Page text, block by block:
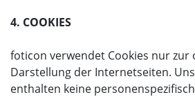
4. COOKIES
foticon verwendet Cookies nur zur
Darstellung der Internetseiten.
enthalten keine